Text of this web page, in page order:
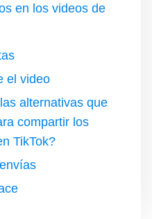
en los videos de
el video
alternativas que
compartir los
TikTok?